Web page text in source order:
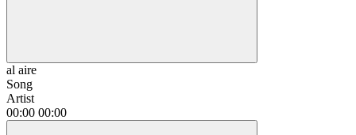
al aire
Song
Artist
00:00 00:00